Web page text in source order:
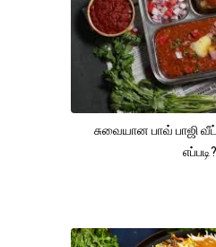
சுவையான பாவ் பாஜி
எப்படி?